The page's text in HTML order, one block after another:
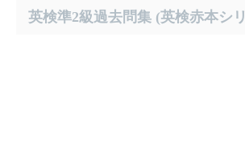
英検準2級過去問集 (英検赤本シ